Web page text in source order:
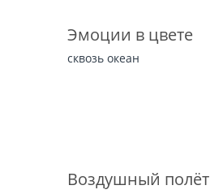
Эмоции в цвете
сквозь океан
Воздушный полёт